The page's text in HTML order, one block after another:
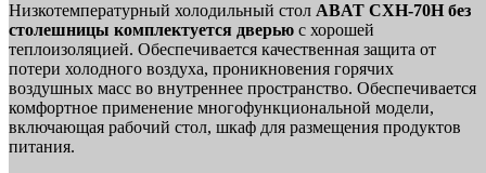
Низкотемпературный холодильный стол ABAT СХН-70Н без
столешницы комплектуется дверью с хорошей
теплоизоляцией. Обеспечивается качественная защита от
потери холодного воздуха, проникновения горячих
воздушных масс во внутреннее пространство. Обеспечивается
комфортное применение многофункциональной модели,
включающая рабочий стол, шкаф для размещения продуктов
питания.